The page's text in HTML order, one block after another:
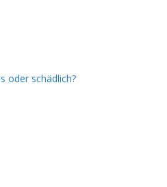
oder schädlich?